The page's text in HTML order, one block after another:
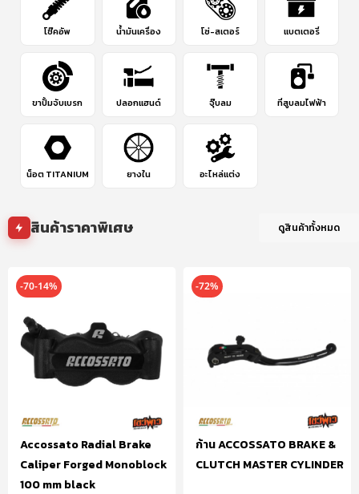
โช๊คอัพ น้ำมันเครื่อง โซ่-สเตอร์ แบตเตอรี่
ขาปั้มจับเบรก ปลอกแฮนด์ จุ๊บลม ที่สูบลมไฟฟ้า
น็อต TITANIUM ยางใน อะไหล่แต่ง
สินค้าราคาพิเศษ ดูสินค้าทั้งหมด
-70-14%
Accossato Radial Brake
Caliper Forged Monoblock
100 mm black
-72%
ก้าน ACCOSSATO BRAKE &
CLUTCH MASTER CYLINDER